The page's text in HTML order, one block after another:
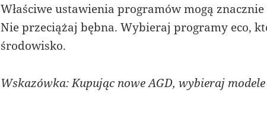
Właściwe ustawienia programów mogą
Nie przeciążaj bębna. Wybieraj programy eco,
środowisko.
Wskazówka: Kupując nowe AGD, wybieraj modele